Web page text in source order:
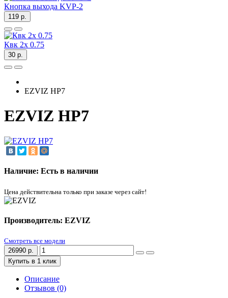
Кнопка выхода KVP-2
119 р.
Квк 2х 0.75
30 р.
EZVIZ HP7
EZVIZ HP7
Наличие: Есть в наличии
Цена действительна только при заказе через сайт!
Производитель: EZVIZ
Смотреть все модели
26990 р.
Купить в 1 клик
Описание
Отзывов (0)